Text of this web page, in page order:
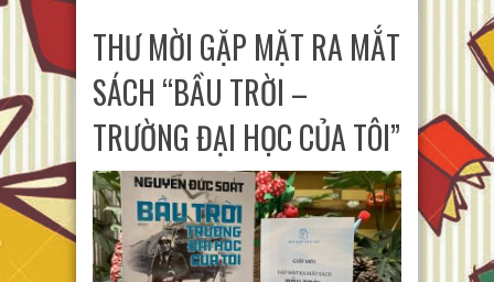
Chào Tiếng Việt
Trại Hè Thanh Thiếu Nhi EcoCamp
THƯ MỜI GẶP MẶT RA MẮT
SÁCH “BẦU TRỜI –
TRƯỜNG ĐẠI HỌC CỦA TÔI”